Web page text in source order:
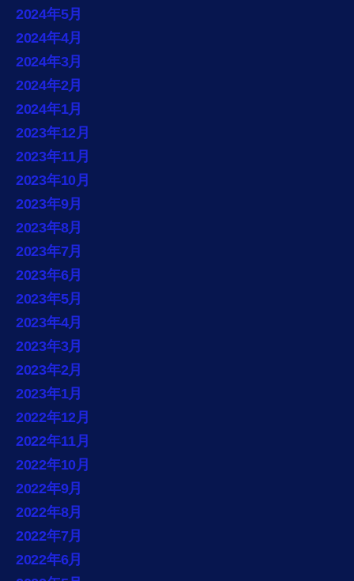
2024年5月
2024年4月
2024年3月
2024年2月
2024年1月
2023年12月
2023年11月
2023年10月
2023年9月
2023年8月
2023年7月
2023年6月
2023年5月
2023年4月
2023年3月
2023年2月
2023年1月
2022年12月
2022年11月
2022年10月
2022年9月
2022年8月
2022年7月
2022年6月